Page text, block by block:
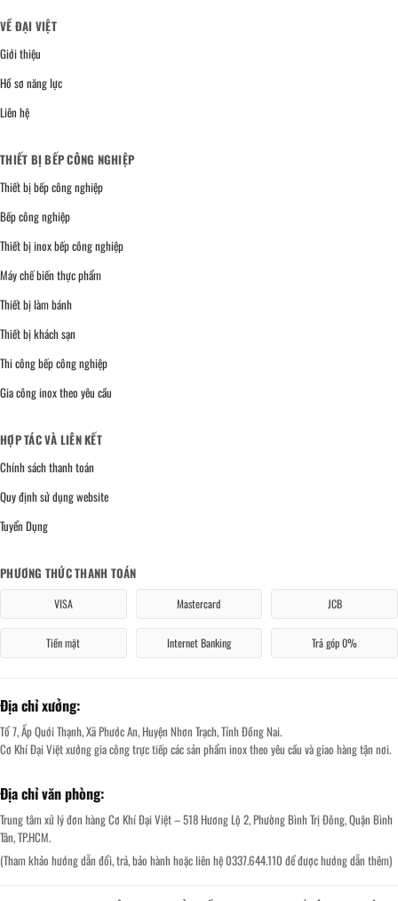
VỀ ĐẠI VIỆT
Giới thiệu
Hồ sơ năng lực
Liên hệ
THIẾT BỊ BẾP CÔNG NGHIỆP
Thiết bị bếp công nghiệp
Bếp công nghiệp
Thiết bị inox bếp công nghiệp
Máy chế biến thực phẩm
Thiết bị làm bánh
Thiết bị khách sạn
Thi công bếp công nghiệp
Gia công inox theo yêu cầu
HỢP TÁC VÀ LIÊN KẾT
Chính sách thanh toán
Quy định sử dụng website
Tuyển Dụng
PHƯƠNG THỨC THANH TOÁN
VISA Mastercard JCB
Tiền mặt Internet Banking Trả góp 0%
Địa chỉ xưởng:
Tổ 7, Ấp Quới Thạnh, Xã Phước An, Huyện Nhơn Trạch, Tỉnh Đồng Nai.
Cơ Khí Đại Việt xưởng gia công trực tiếp các sản phẩm inox theo yêu cầu và giao hàng tận nơi.
Địa chỉ văn phòng:
Trung tâm xử lý đơn hàng Cơ Khí Đại Việt – 518 Hương Lộ 2, Phường Bình Trị Đông, Quận Bình
Tân, TP.HCM.
(Tham khảo hướng dẫn đổi, trả, bảo hành hoặc liên hệ 0337.644.110 để được hướng dẫn thêm)